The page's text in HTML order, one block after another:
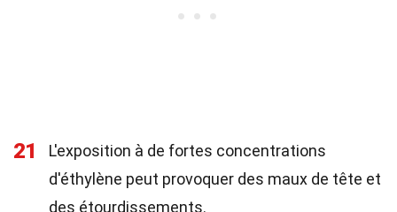
21
L'exposition à de fortes concentrations
d'éthylène peut provoquer des maux de tête et
des étourdissements.